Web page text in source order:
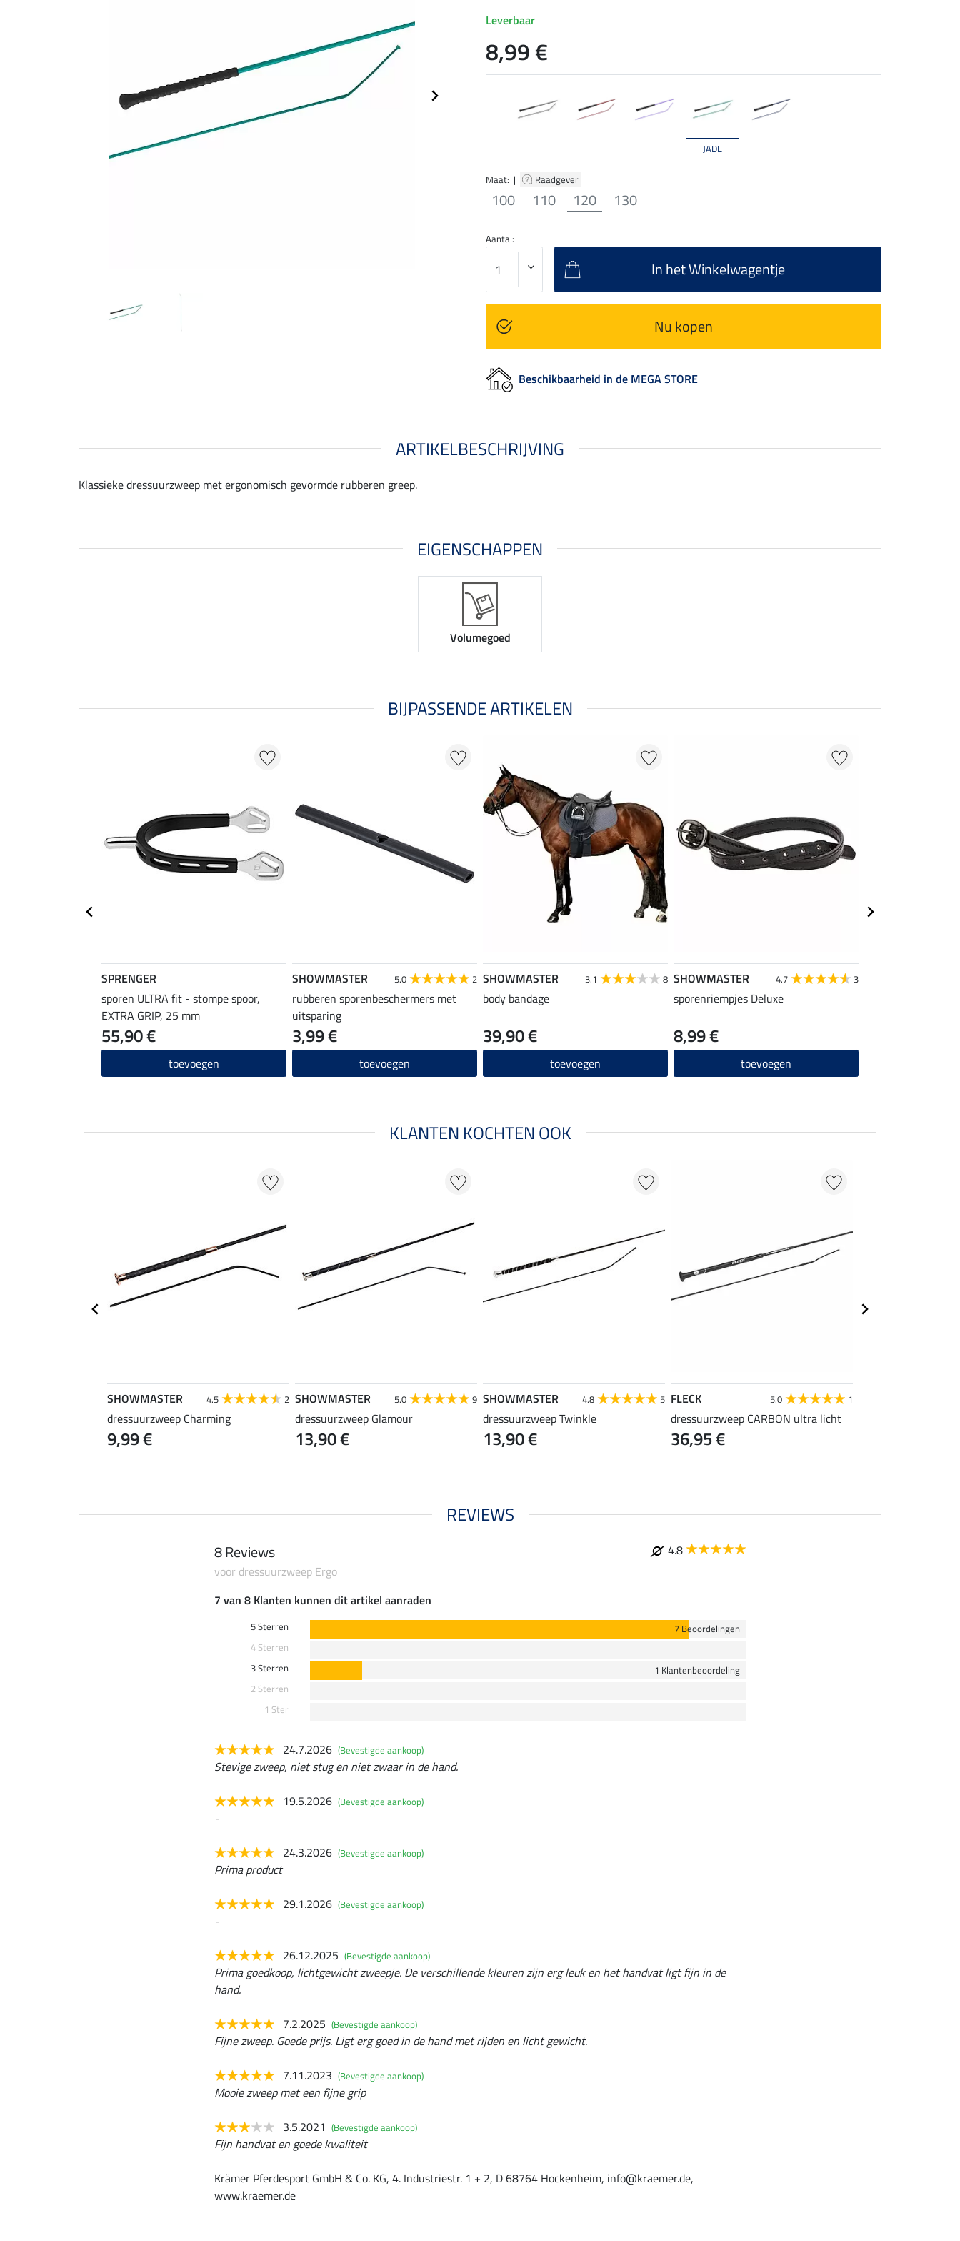
JADE
Maat: | Raadgever
100 110 120 130
Leverbaar
8,99 €
Aantal:
In het Winkelwagentje
Nu kopen
Beschikbaarheid in de MEGA STORE
ARTIKELBESCHRIJVING
Klassieke dressuurzweep met ergonomisch gevormde rubberen greep.
EIGENSCHAPPEN
Volumegoed
BIJPASSENDE ARTIKELEN
SPRENGER
sporen ULTRA fit - stompe spoor,
EXTRA GRIP, 25 mm
55,90 €
toevoegen
SHOWMASTER 5.0 2
rubberen sporenbeschermers met
uitsparing
3,99 €
toevoegen
SHOWMASTER 3.1 8
body bandage
39,90 €
toevoegen
SHOWMASTER 4.7 3
sporenriempjes Deluxe
8,99 €
toevoegen
KLANTEN KOCHTEN OOK
SHOWMASTER 4.5 2
dressuurzweep Charming
9,99 €
SHOWMASTER 5.0 9
dressuurzweep Glamour
13,90 €
SHOWMASTER 4.8 5
dressuurzweep Twinkle
13,90 €
FLECK 5.0 1
dressuurzweep CARBON ultra licht
36,95 €
REVIEWS
8 Reviews
4.8
voor dressuurzweep Ergo
7 van 8 Klanten kunnen dit artikel aanraden
5 Sterren
7 Beoordelingen
4 Sterren
3 Sterren
1 Klantenbeoordeling
2 Sterren
1 Ster
24.7.2026 (Bevestigde aankoop)
Stevige zweep, niet stug en niet zwaar in de hand.
19.5.2026 (Bevestigde aankoop)
-
24.3.2026 (Bevestigde aankoop)
Prima product
29.1.2026 (Bevestigde aankoop)
-
26.12.2025 (Bevestigde aankoop)
Prima goedkoop, lichtgewicht zweepje. De verschillende kleuren zijn erg leuk en het handvat ligt fijn in de
hand.
7.2.2025 (Bevestigde aankoop)
Fijne zweep. Goede prijs. Ligt erg goed in de hand met rijden en licht gewicht.
7.11.2023 (Bevestigde aankoop)
Mooie zweep met een fijne grip
3.5.2021 (Bevestigde aankoop)
Fijn handvat en goede kwaliteit
Krämer Pferdesport GmbH & Co. KG, 4. Industriestr. 1 + 2, D 68764 Hockenheim, info@kraemer.de,
www.kraemer.de